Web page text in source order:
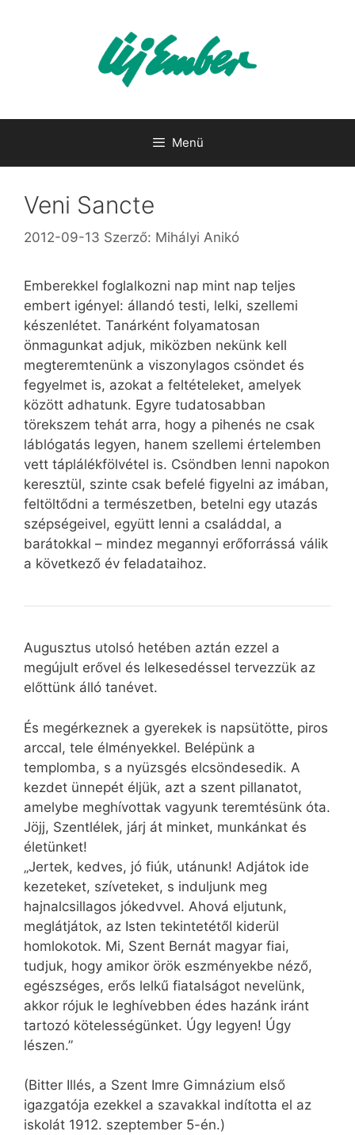
Menü
Veni Sancte
2012-09-13 Szerző: Mihályi Anikó
Emberekkel foglalkozni nap mint nap teljes
embert igényel: állandó testi, lelki, szellemi
készenlétet. Tanárként folyamatosan
önmagunkat adjuk, miközben nekünk kell
megteremtenünk a viszonylagos csöndet és
fegyelmet is, azokat a feltételeket, amelyek
között adhatunk. Egyre tudatosabban
törekszem tehát arra, hogy a pihenés ne csak
láblógatás legyen, hanem szellemi értelemben
vett táplálékfölvétel is. Csöndben lenni napokon
keresztül, szinte csak befelé figyelni az imában,
feltöltődni a természetben, betelni egy utazás
szépségeivel, együtt lenni a családdal, a
barátokkal – mindez megannyi erőforrássá válik
a következő év feladataihoz.
Augusztus utolsó hetében aztán ezzel a
megújult erővel és lelkesedéssel tervezzük az
előttünk álló tanévet.
És megérkeznek a gyerekek is napsütötte, piros
arccal, tele élményekkel. Belépünk a
templomba, s a nyüzsgés elcsöndesedik. A
kezdet ünnepét éljük, azt a szent pillanatot,
amelybe meghívottak vagyunk teremtésünk óta.
Jöjj, Szentlélek, járj át minket, munkánkat és
életünket!
„Jertek, kedves, jó fiúk, utánunk! Adjátok ide
kezeteket, szíveteket, s induljunk meg
hajnalcsillagos jókedvvel. Ahová eljutunk,
meglátjátok, az Isten tekintetétől kiderül
homlokotok. Mi, Szent Bernát magyar fiai,
tudjuk, hogy amikor örök eszményekbe néző,
egészséges, erős lelkű fiatalságot nevelünk,
akkor rójuk le leghívebben édes hazánk iránt
tartozó kötelességünket. Úgy legyen! Úgy
lészen.”
(Bitter Illés, a Szent Imre Gimnázium első
igazgatója ezekkel a szavakkal indította el az
iskolát 1912. szeptember 5-én.)